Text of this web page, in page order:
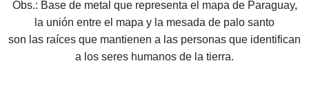
Obs.: Base de metal que representa el mapa de Paraguay,
la unión entre el mapa y la mesada de palo santo
son las raíces que mantienen a las personas que identifican
a los seres humanos de la tierra.